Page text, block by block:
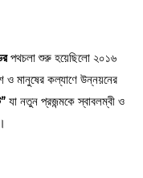
পথচলা শুরু হয়েছিলো ২০১৬
ও মানুষের কল্যাণে উন্নয়নের
যা নতুন প্রজন্মকে স্বাবলম্বী ও